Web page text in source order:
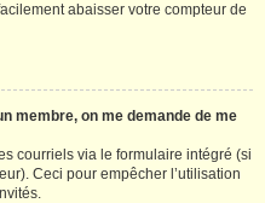
abaisser votre compteur de
membre, on me demande de me
courriels via le formulaire intégré (si
Ceci pour empêcher l’utilisation